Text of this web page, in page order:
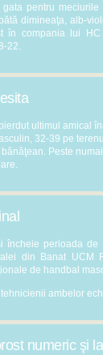
gata pentru
dimineaţa, alb-
în compania lui
22.
ultimul amical
32-39 pe
Peste
încheie perioada
din Banat UCM
de handbal
ambelor
numeric şi